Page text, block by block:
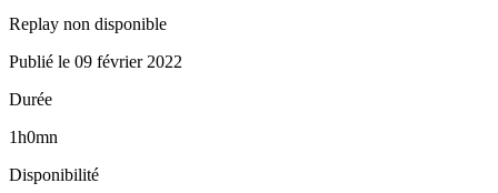
Replay non disponible
Publié le 09 février 2022
Durée
1h0mn
Disponibilité